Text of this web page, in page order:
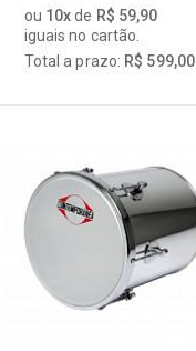
ou 10xde R$ 59,90
iguais no cartão.
Total a prazo: R$ 599,00